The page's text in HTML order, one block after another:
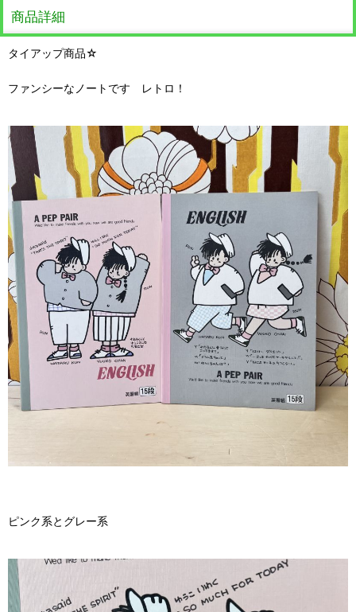
商品詳細
タイアップ商品☆
ファンシーなノートです レトロ！
ピンク系とグレー系